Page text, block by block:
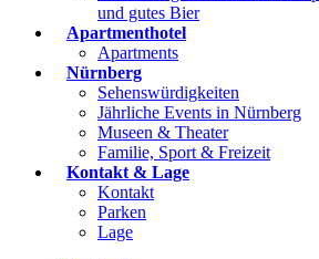
und gutes Bier
Apartmenthotel
Apartments
Nürnberg
Sehenswürdigkeiten
Jährliche Events in Nürnberg
Museen & Theater
Familie, Sport & Freizeit
Kontakt & Lage
Kontakt
Parken
Lage